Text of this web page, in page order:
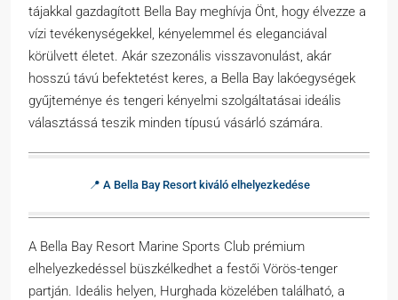
tájakkal gazdagított Bella Bay meghívja Önt, hogy élvezze a
vízi tevékenységekkel, kényelemmel és eleganciával
körülvett életet. Akár szezonális visszavonulást, akár
hosszú távú befektetést keres, a Bella Bay lakóegységek
gyűjteménye és tengeri kényelmi szolgáltatásai ideális
választássá teszik minden típusú vásárló számára.
📍 A Bella Bay Resort kiváló elhelyezkedése
A Bella Bay Resort Marine Sports Club prémium
elhelyezkedéssel büszkélkedhet a festői Vörös-tenger
partján. Ideális helyen, Hurghada közelében található, a